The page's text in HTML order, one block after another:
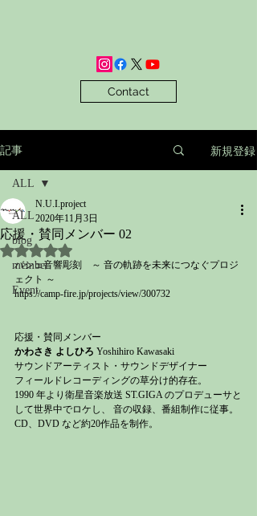
Contact
記事 新規登録
ALL
blog
member
Event
ALL
応援・賛同メンバー 02
N.U.I.project
2020年11月3日
5つ星のうちNaNと評価されています。
バシェ音響彫刻　～ 音の軌跡を未来につなぐプロジ
ェクト ～
https://camp-fire.jp/projects/view/300732
応援・賛同メンバー
かわさき よしひろ Yoshihiro Kawasaki
サウンドアーティスト・サウンドデザイナー
フィールドレコーディングの草分け的存在。
1990 年より衛星音楽放送 ST.GIGA のプロデューサと
して世界中でロケし、 音の収録、番組制作に従事。
CD、DVD など約20作品を制作。